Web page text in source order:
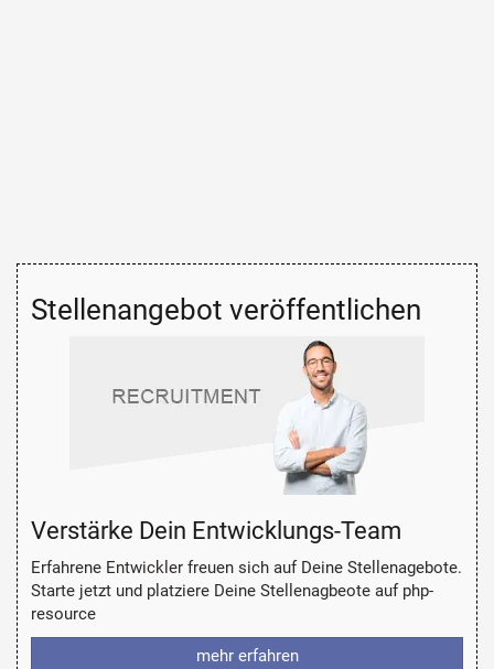
Stellenangebot veröffentlichen
Verstärke Dein Entwicklungs-Team
Erfahrene Entwickler freuen sich auf Deine Stellenagebote.
Starte jetzt und platziere Deine Stellenagbeote auf php-
resource
mehr erfahren